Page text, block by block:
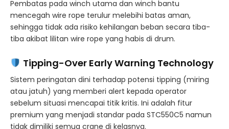
Pembatas pada winch utama dan winch bantu
mencegah wire rope terulur melebihi batas aman,
sehingga tidak ada risiko kehilangan beban secara tiba-
tiba akibat lilitan wire rope yang habis di drum.
Tipping-Over Early Warning Technology
Sistem peringatan dini terhadap potensi tipping (miring
atau jatuh) yang memberi alert kepada operator
sebelum situasi mencapai titik kritis. Ini adalah fitur
premium yang menjadi standar pada STC550C5 namun
tidak dimiliki semua crane di kelasnya.